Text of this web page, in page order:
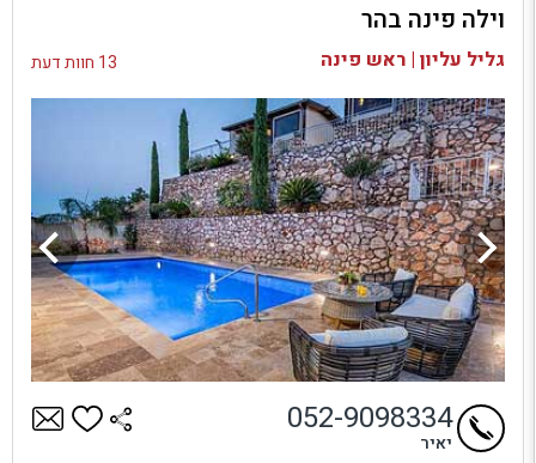
בדיקת זמינות ומחירים
וילה פינה בהר
גליל עליון | ראש פינה 13 חוות דעת
052-9098334
יאיר